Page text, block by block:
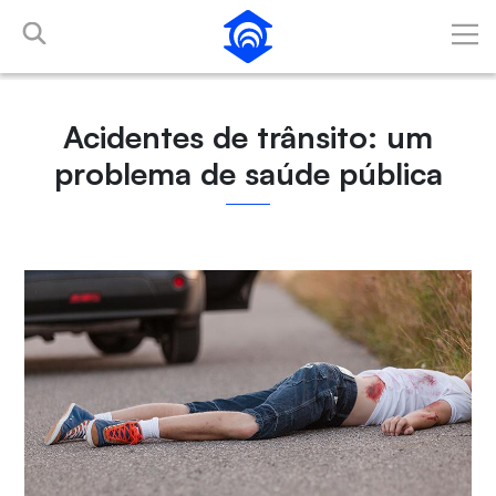
Pular para o Conteúdo principal
Acidentes de trânsito: um
problema de saúde pública